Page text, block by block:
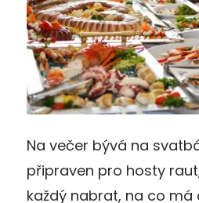
Na večer bývá na
připraven pro hosty
každý nabrat, na co má